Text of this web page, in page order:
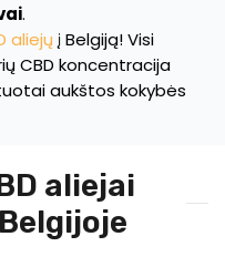
.
aliejų į Belgiją! Visi
CBD koncentracija
aukštos kokybės
aliejai